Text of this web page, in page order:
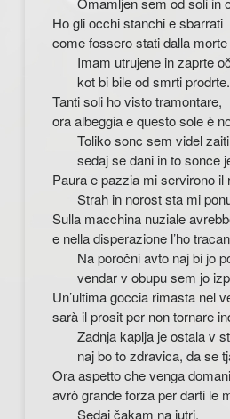
Ho gli occhi stanchi e sbarrati
come fossero stati dalla morte
Imam utrujene in zaprte
kot bi bile od smrti prodrte.
Tanti soli ho visto tramontare,
ora albeggia e questo sole è
Toliko sonc sem videl
sedaj se dani in to sonce je
Paura e pazzia mi servirono il
Strah in norost sta mi
Sulla macchina nuziale
e nella disperazione l’ho
Na poročni avto naj bi jo
vendar v obupu sem jo
Un’ultima goccia rimasta nel
sarà il prosit per non tornare
Zadnja kaplja je ostala v
naj bo to zdravica, da se
Ora aspetto che venga domani
avrò grande forza per darti le
Sedaj čakam na jutri,